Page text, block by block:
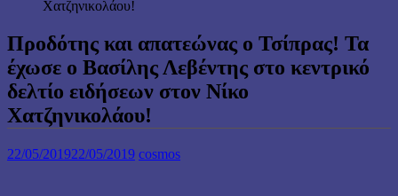
Χατζηνικολάου!
Προδότης και απατεώνας ο Τσίπρας! Τα
έχωσε ο Βασίλης Λεβέντης στο κεντρικό
δελτίο ειδήσεων στον Νίκο
Χατζηνικολάου!
22/05/201922/05/2019 cosmos